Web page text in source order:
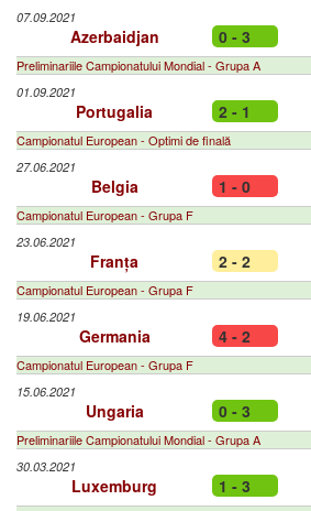
07.09.2021
Azerbaidjan 0 - 3
Preliminariile Campionatului Mondial - Grupa A
01.09.2021
Portugalia 2 - 1
Campionatul European - Optimi de finală
27.06.2021
Belgia 1 - 0
Campionatul European - Grupa F
23.06.2021
Franța 2 - 2
Campionatul European - Grupa F
19.06.2021
Germania 4 - 2
Campionatul European - Grupa F
15.06.2021
Ungaria 0 - 3
Preliminariile Campionatului Mondial - Grupa A
30.03.2021
Luxemburg 1 - 3